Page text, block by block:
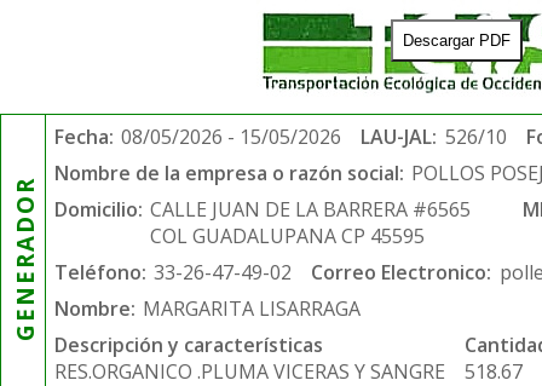
Descargar PDF
GENERADOR
Fecha: 08/05/2026 - 15/05/2026 LAU-JAL: 526/10
Nombre de la empresa o razón social: POLLOS
Domicilio: CALLE JUAN DE LA BARRERA #6565
COL GUADALUPANA CP 45595
Teléfono: 33-26-47-49-02 Correo Electronico:
Nombre: MARGARITA LISARRAGA
Descripción y características
RES.ORGANICO .PLUMA VICERAS Y SANGRE
518.67